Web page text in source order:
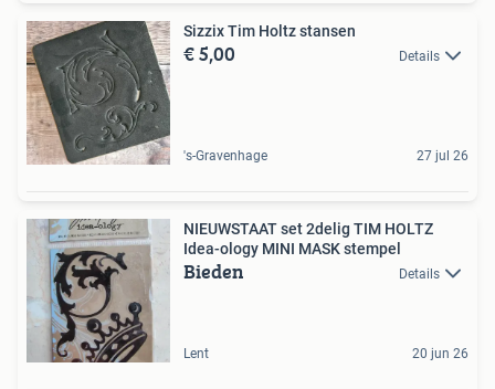
Sizzix Tim Holtz stansen
€ 5,00 Details
's-Gravenhage 27 jul 26
NIEUWSTAAT set 2delig TIM HOLTZ
Idea-ology MINI MASK stempel
Bieden Details
Lent 20 jun 26